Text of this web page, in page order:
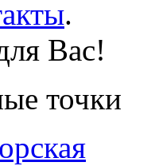
.
Вас!
точки